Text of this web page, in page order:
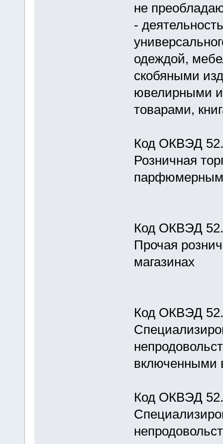
не
-
одеждой,
скобяными
ювелирными
товарами,
Код ОКВЭД
Розничная
Код ОКВЭД
Прочая
магазинах
Код ОКВЭД
включенными
Код ОКВЭД